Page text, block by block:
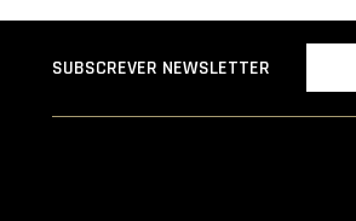
SUBSCREVER NEWSLETTER